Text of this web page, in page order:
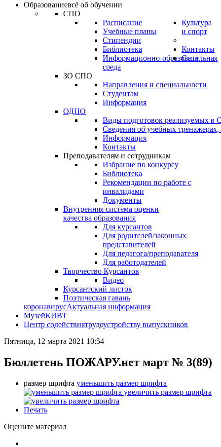
Образованиевсё об обучении
СПО
Расписание
Учебные планы
Стипендии
Библиотека
Информационно-образовательная
среда
ЗО СПО
Направления и специальности
Студентам
Информация
ОДПО
Виды подготовок реализуемых
Сведения об учебных тренажерах,
Информация
Контакты
Преподавателям и сотрудникам
Избрание по конкурсу
Библиотека
Рекомендации по работе с
инвалидами
Документы
Внутренняя система оценки
качества образования
Для курсантов
Для родителей/законных
представителей
Для педагога/преподавателя
Для работодателей
Культура
и спорт
Творчество Курсантов
Видео
Курсантский листок
Поэтическая гавань
Контакты
Стоп
коронавирусАктуальная информация
МузейКИВТ
Центр содействиятрудоустройству выпускников
Пятница, 12 марта 2021 10:54
Бюллетень ПОЖАРУ.нет март № 3(89)
размер шрифта уменьшить размер шрифта
увеличить размер шрифта
Печать
Оцените материал